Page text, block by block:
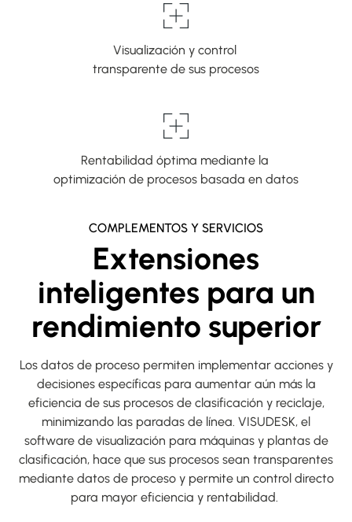
Visualización y control
transparente de sus procesos
Rentabilidad óptima mediante la
optimización de procesos basada en datos
COMPLEMENTOS Y SERVICIOS
Extensiones
inteligentes para un
rendimiento superior
Los datos de proceso permiten implementar acciones y
decisiones específicas para aumentar aún más la
eficiencia de sus procesos de clasificación y reciclaje,
minimizando las paradas de línea. VISUDESK, el
software de visualización para máquinas y plantas de
clasificación, hace que sus procesos sean transparentes
mediante datos de proceso y permite un control directo
para mayor eficiencia y rentabilidad.